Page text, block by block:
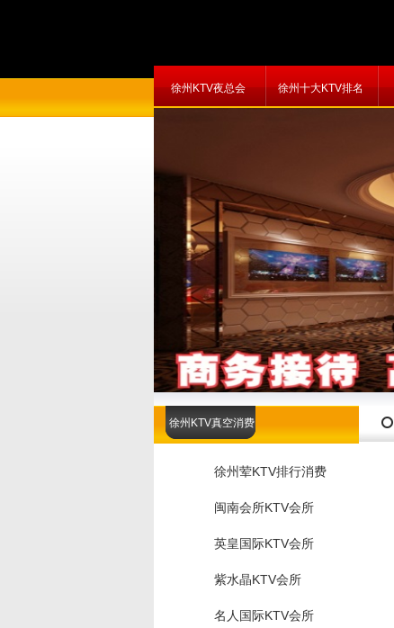
徐州KTV夜总会 徐州十大KTV排名
徐州KTV真空消费
徐州荤KTV排行消费
闽南会所KTV会所
英皇国际KTV会所
紫水晶KTV会所
名人国际KTV会所